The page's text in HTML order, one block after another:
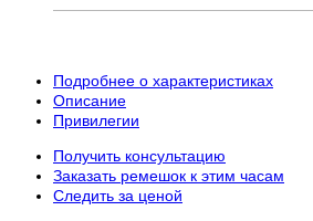
Подробнее о характеристиках
Описание
Привилегии
Получить консультацию
Заказать ремешок к этим часам
Следить за ценой